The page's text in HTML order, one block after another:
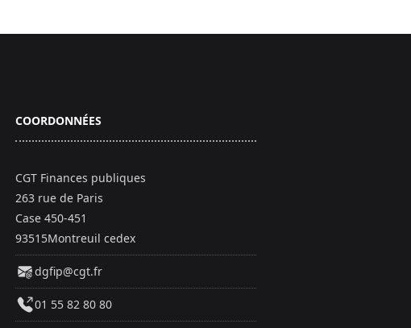
COORDONNÉES
CGT Finances publiques
263 rue de Paris
Case 450-451
93515Montreuil cedex
dgfip@cgt.fr
01 55 82 80 80